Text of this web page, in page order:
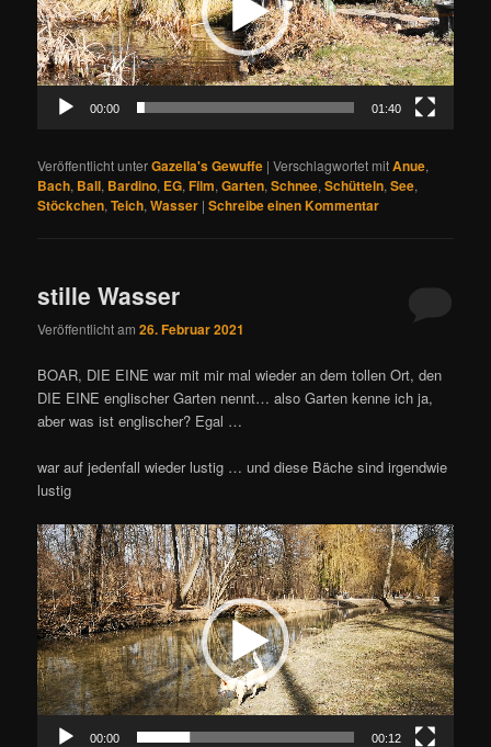
00:00 01:40
Veröffentlicht unterGazella's Gewuffe |Verschlagwortet mitAnue,
Bach, Ball, Bardino, EG,Film,Garten,Schnee,Schütteln,See,
Stöckchen,Teich,Wasser |Schreibe einen Kommentar
stille Wasser
Veröffentlicht am26. Februar 2021
BOAR, DIE EINE war mit mir mal wieder an dem tollen Ort, den
DIE EINE englischer Garten nennt… also Garten kenne ich ja,
aber was ist englischer? Egal …
war auf jedenfall wieder lustig … und diese Bäche sind irgendwie
lustig
Video-
Player
00:00 00:12